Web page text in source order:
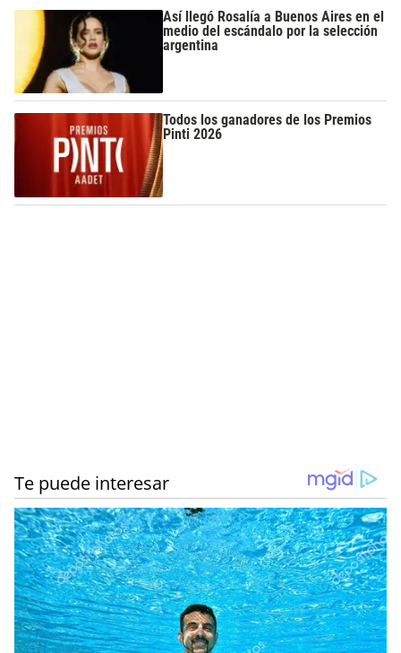
Así llegó Rosalía a Buenos Aires en el
medio del escándalo por la selección
argentina
Todos los ganadores de los Premios
Pinti 2026